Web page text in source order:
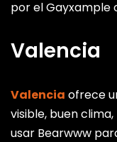
por el Gayxample
Valencia
Valencia ofrece
visible, buen
usar Bearwww